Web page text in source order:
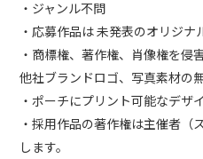
・ジャンル不問
・応募作品は 未発表のオリジナ
・商標権、著作権、肖像権を侵
他社ブランドロゴ、写真素材の
・ポーチにプリント可能なデザ
・採用作品の著作権は主催者（
します。